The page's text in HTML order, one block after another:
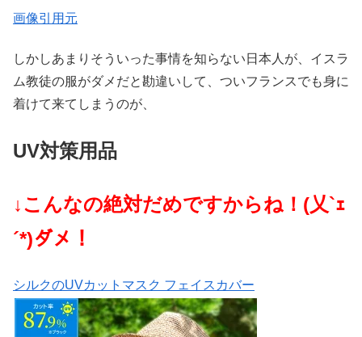
画像引用元
しかしあまりそういった事情を知らない日本人が、イスラ
ム教徒の服がダメだと勘違いして、ついフランスでも身に
着けて来てしまうのが、
UV対策用品
↓こんなの絶対だめですからね！(乂`ｪ
´*)ダメ！
シルクのUVカットマスク フェイスカバー